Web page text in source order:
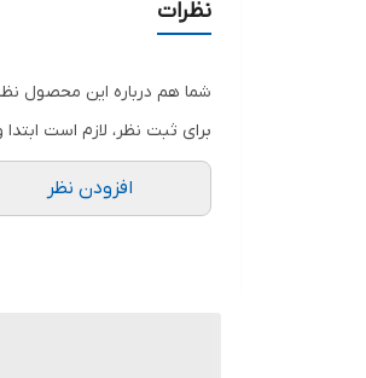
نظرات
شما هم درباره این محصول
برای ثبت نظر، لازم است
افزودن نظر